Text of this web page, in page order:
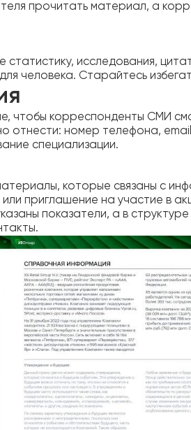
прочитать материал, а
исследования,
человека. Старайтесь
чтобы корреспонденты СМИ
отнести: номер телефона,
специализации.
которые связаны с
приглашение на участие в
показатели, а в